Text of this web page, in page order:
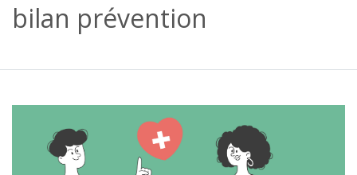
bilan prévention